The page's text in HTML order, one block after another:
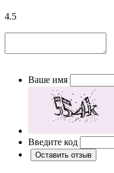
4.5
Ваше имя
Введите код